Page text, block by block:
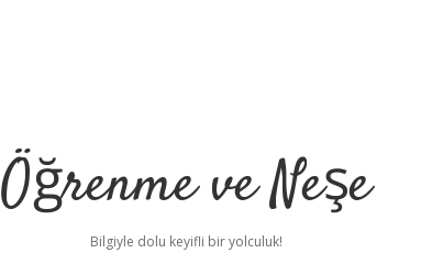
Öğrenme ve Neşe
Bilgiyle dolu keyifli bir yolculuk!